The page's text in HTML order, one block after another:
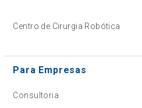
Centro de Cirurgia Robótica
Para Empresas
Consultoria